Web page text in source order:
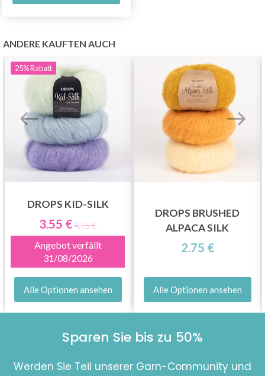
ANDERE KAUFTEN AUCH
25%Rabatt
DROPS KID-SILK
3.55 €4.75 €
Angebot verfällt
31/08/2026
Alle Optionen ansehen
DROPS BRUSHED
ALPACA SILK
2.75 €
Alle Optionen ansehen
Sparen Sie bis zu 50%
Werden Sie Teil unserer Garn-Community und